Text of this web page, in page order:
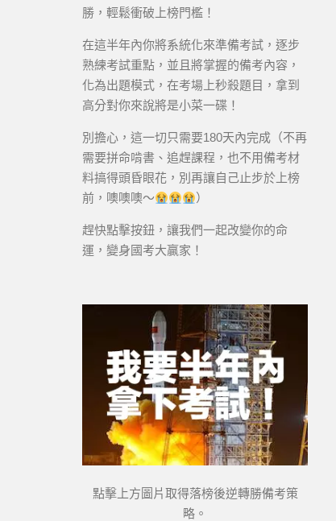
勝，輕鬆衝破上榜門檻！
在這半年內你將系統化來準備考試，逐步
熟練考試重點，並且將掌握的備考內容，
化為出題模式，在考場上秒殺題目，拿到
高分對你來說將是小菜一碟！
別擔心，這一切只需要180天內完成（不再
需要拼命啃書、追趕課程，也不用備考材
料搞得頭昏眼花，別再讓自己止步於上榜
前，噢噢噢～
）
趕快點擊按鈕，讓我們一起改變你的命
運，變身國考大贏家！
點擊上方圖片取得落榜後逆轉勝備考策
略。